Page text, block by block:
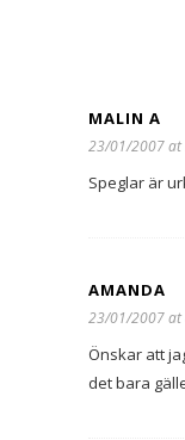
MALIN A
23/01/2007 at
Speglar är
AMANDA
23/01/2007 at
Önskar att
det bara